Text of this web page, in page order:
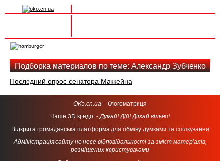
navigation
Подборка материалов по теме: Александр Зубченко
Последний опрос сенатора Маккейна
OKo.cn.ua – блогоматриця
Наше 3D кредо: -Думай! Дій! Дихай вільно!
Відкрита громадянська платформа для обміну думками та спілкування
Адміністрація сайту не несе відповідальності за зміст матеріалів,
розміщених користувачами